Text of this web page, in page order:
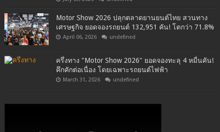
Motor Show 2026 ปลุกตลาดยานยนต์ไทย สวนทาง
เศรษฐกิจ ยอดจองรถยนต์ 132,951 คัน! โตกว่า 71.8%
April 06, 2026 undefined
ครึ่งทาง "Motor Show 2026" ยอดจองทะลุ 4 หมื่นคัน!
คึกคักต่อเนื่อง โดยเฉพาะรถยนต์ไฟฟ้า
March 31, 2026 undefined